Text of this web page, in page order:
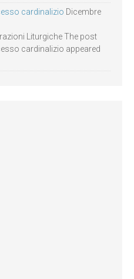
cardinalizio Dicembre
Liturgiche The post
cardinalizio appeared